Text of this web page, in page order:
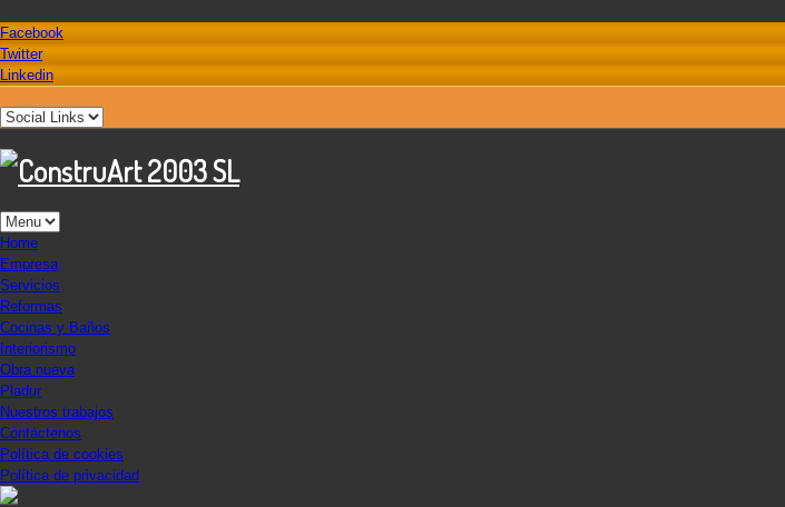
Facebook
Twitter
Linkedin
Home
Empresa
Servicios
Reformas
Cocinas y Baños
Interiorismo
Obra nueva
Pladur
Nuestros trabajos
Contáctenos
Política de cookies
Política de privacidad